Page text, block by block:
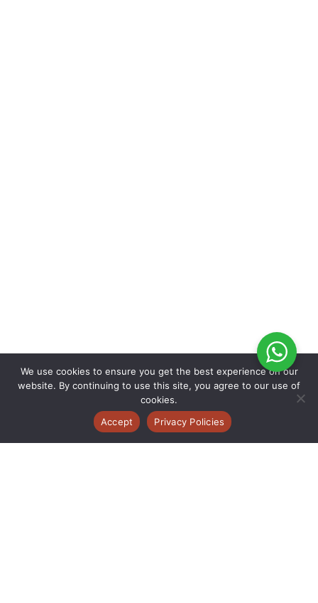
We use cookies to ensure you get the best experience on our
website. By continuing to use this site, you agree to our use of
cookies.
Accept
Privacy Policies